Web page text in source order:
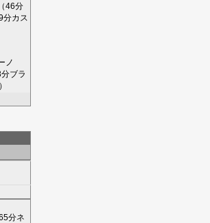
（46分
分カス
ノ
分ブラ
）
65分ネ